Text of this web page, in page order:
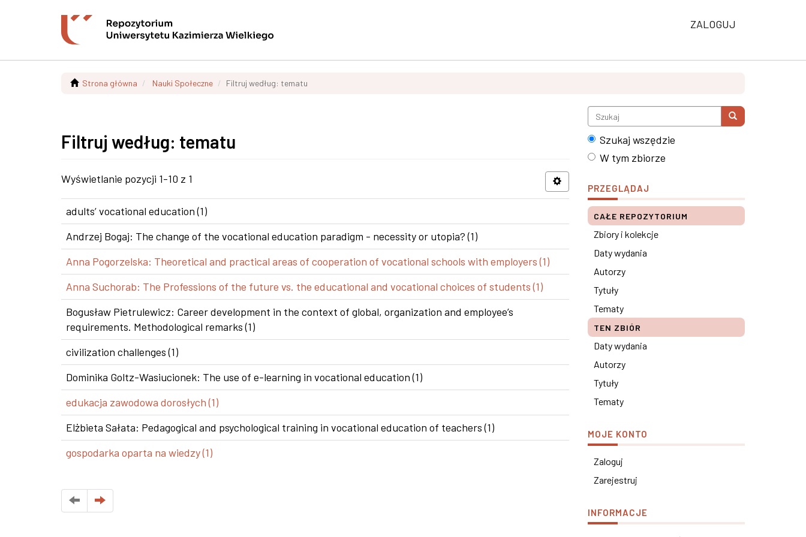
ZALOGUJ
Strona główna Nauki Społeczne Filtruj według: tematu
Filtruj według: tematu
Wyświetlanie pozycji 1-10 z 1
adults’ vocational education (1)
Andrzej Bogaj: The change of the vocational education paradigm - necessity or utopia? (1)
Anna Pogorzelska: Theoretical and practical areas of cooperation of vocational schools with employers (1)
Anna Suchorab: The Professions of the future vs. the educational and vocational choices of students (1)
Bogusław Pietrulewicz: Career development in the context of global, organization and employee’s
requirements. Methodological remarks (1)
civilization challenges (1)
Dominika Goltz-Wasiucionek: The use of e-learning in vocational education (1)
edukacja zawodowa dorosłych (1)
Elżbieta Sałata: Pedagogical and psychological training in vocational education of teachers (1)
gospodarka oparta na wiedzy (1)
Szukaj wszędzie
W tym zbiorze
PRZEGLĄDAJ
CAŁE REPOZYTORIUM
Zbiory i kolekcje
Daty wydania
Autorzy
Tytuły
Tematy
TEN ZBIÓR
Daty wydania
Autorzy
Tytuły
Tematy
MOJE KONTO
Zaloguj
Zarejestruj
INFORMACJE